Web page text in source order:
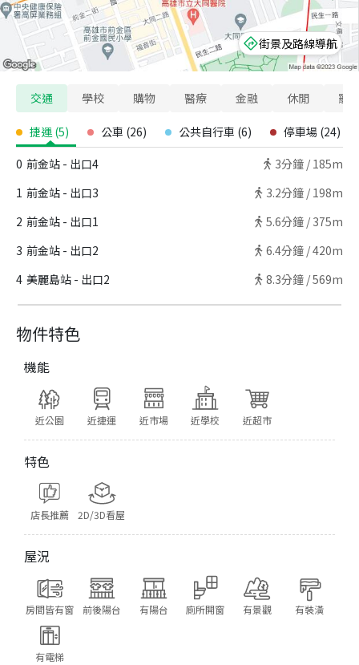
物件特色
機能
近公園 近捷運 近市場 近學校 近超市
特色
店長推薦 2D/3D看屋
屋況
房間皆有窗 前後陽台 有陽台 廁所開窗 有景觀 有裝潢
有電梯
街景及路線導航
交通 學校 購物 醫療 金融 休閒 寵
捷運 (5) 公車 (26) 公共自行車 (6) 停車場 (24)
0 前金站 - 出口4 3分鐘 / 185m
1 前金站 - 出口3 3.2分鐘 / 198m
2 前金站 - 出口1 5.6分鐘 / 375m
3 前金站 - 出口2 6.4分鐘 /420m
4 美麗島站 - 出口2 8.3分鐘 /569m